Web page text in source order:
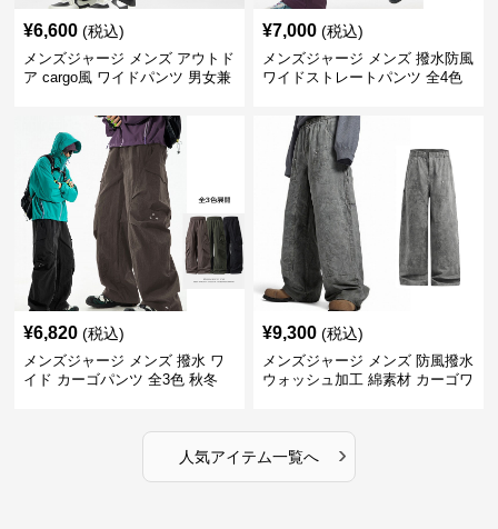
¥6,600 (税込)
メンズジャージ メンズ アウトド
ア cargo風 ワイドパンツ 男女兼
¥7,000 (税込)
メンズジャージ メンズ 撥水防風
ワイドストレートパンツ 全4色
¥6,820 (税込)
メンズジャージ メンズ 撥水 ワ
イド カーゴパンツ 全3色 秋冬
¥9,300 (税込)
メンズジャージ メンズ 防風撥水
ウォッシュ加工 綿素材 カーゴワ
人気アイテム一覧へ ›